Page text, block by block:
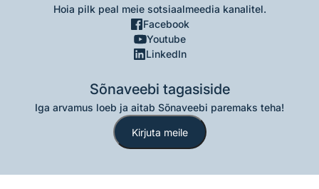
Hoia pilk peal meie sotsiaalmeedia kanalitel.
Facebook
Youtube
LinkedIn
Sõnaveebi tagasiside
Iga arvamus loeb ja aitab Sõnaveebi paremaks teha!
Kirjuta meile